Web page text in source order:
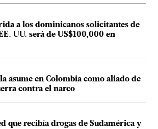
a los dominicanos solicitantes de
UU. será de US$100,000 en
asume en Colombia como aliado de
contra el narco
que recibía drogas de Sudamérica y